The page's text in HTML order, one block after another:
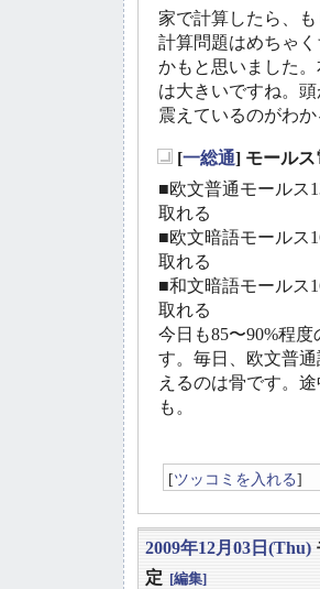
家で計算したら、
計算問題はめちゃ
かもと思いました
は大きいですね。
震えているのがわか
[一総通] モールス
■欧文普通モールス
取れる
■欧文暗語モールス
取れる
■和文暗語モールス
取れる
今日も85〜90%程度
す。毎日、欧文普
えるのは骨です。
も。
[ツッコミを入れる]
2009年12月03日(Thu)
定 [編集]